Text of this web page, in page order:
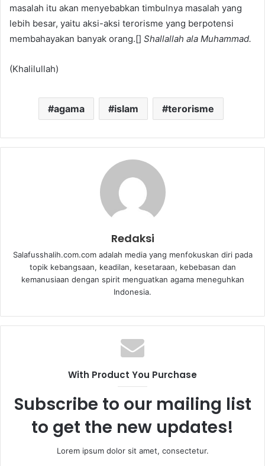
masalah itu akan menyebabkan timbulnya masalah yang
lebih besar, yaitu aksi-aksi terorisme yang berpotensi
membahayakan banyak orang.[] Shallallah ala Muhammad.
(Khalilullah)
agama islam terorisme
Redaksi
Salafusshalih.com.com adalah media yang menfokuskan diri pada
topik kebangsaan, keadilan, kesetaraan, kebebasan dan
kemanusiaan dengan spirit menguatkan agama meneguhkan
Indonesia.
With Product You Purchase
Subscribe to our mailing list
to get the new updates!
Lorem ipsum dolor sit amet, consectetur.